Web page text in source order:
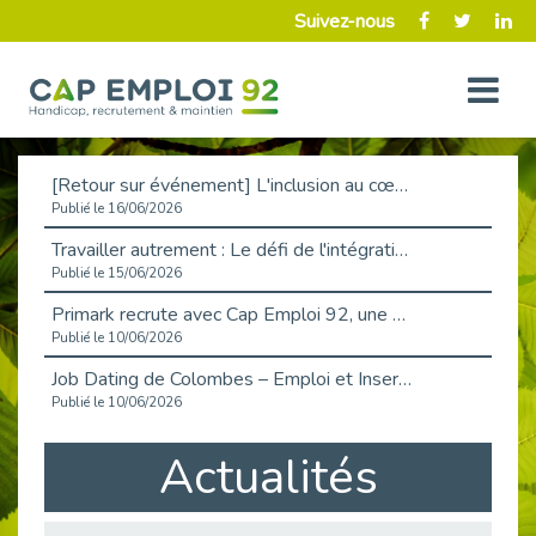
Suivez-nous
[Retour sur événement] L'inclusion au cœur de la Place de l'Emploi à La Défense !
Publié le 16/06/2026
Travailler autrement : Le défi de l'intégration des maladies chroniques en entreprise
Publié le 15/06/2026
Primark recrute avec Cap Emploi 92, une matinée couronnée de succès !
Publié le 10/06/2026
Job Dating de Colombes – Emploi et Insertion
Publié le 10/06/2026
Aborder l'entretien et la situation de handicap en toute confiance
Publié le 09/06/2026
Retour sur l’atelier « Optimiser sa recherche d’emploi »
Actualités